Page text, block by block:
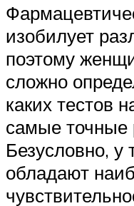
изобилует
поэтому
сложно
каких тестов
самые точные
Безусловно, у
обладают